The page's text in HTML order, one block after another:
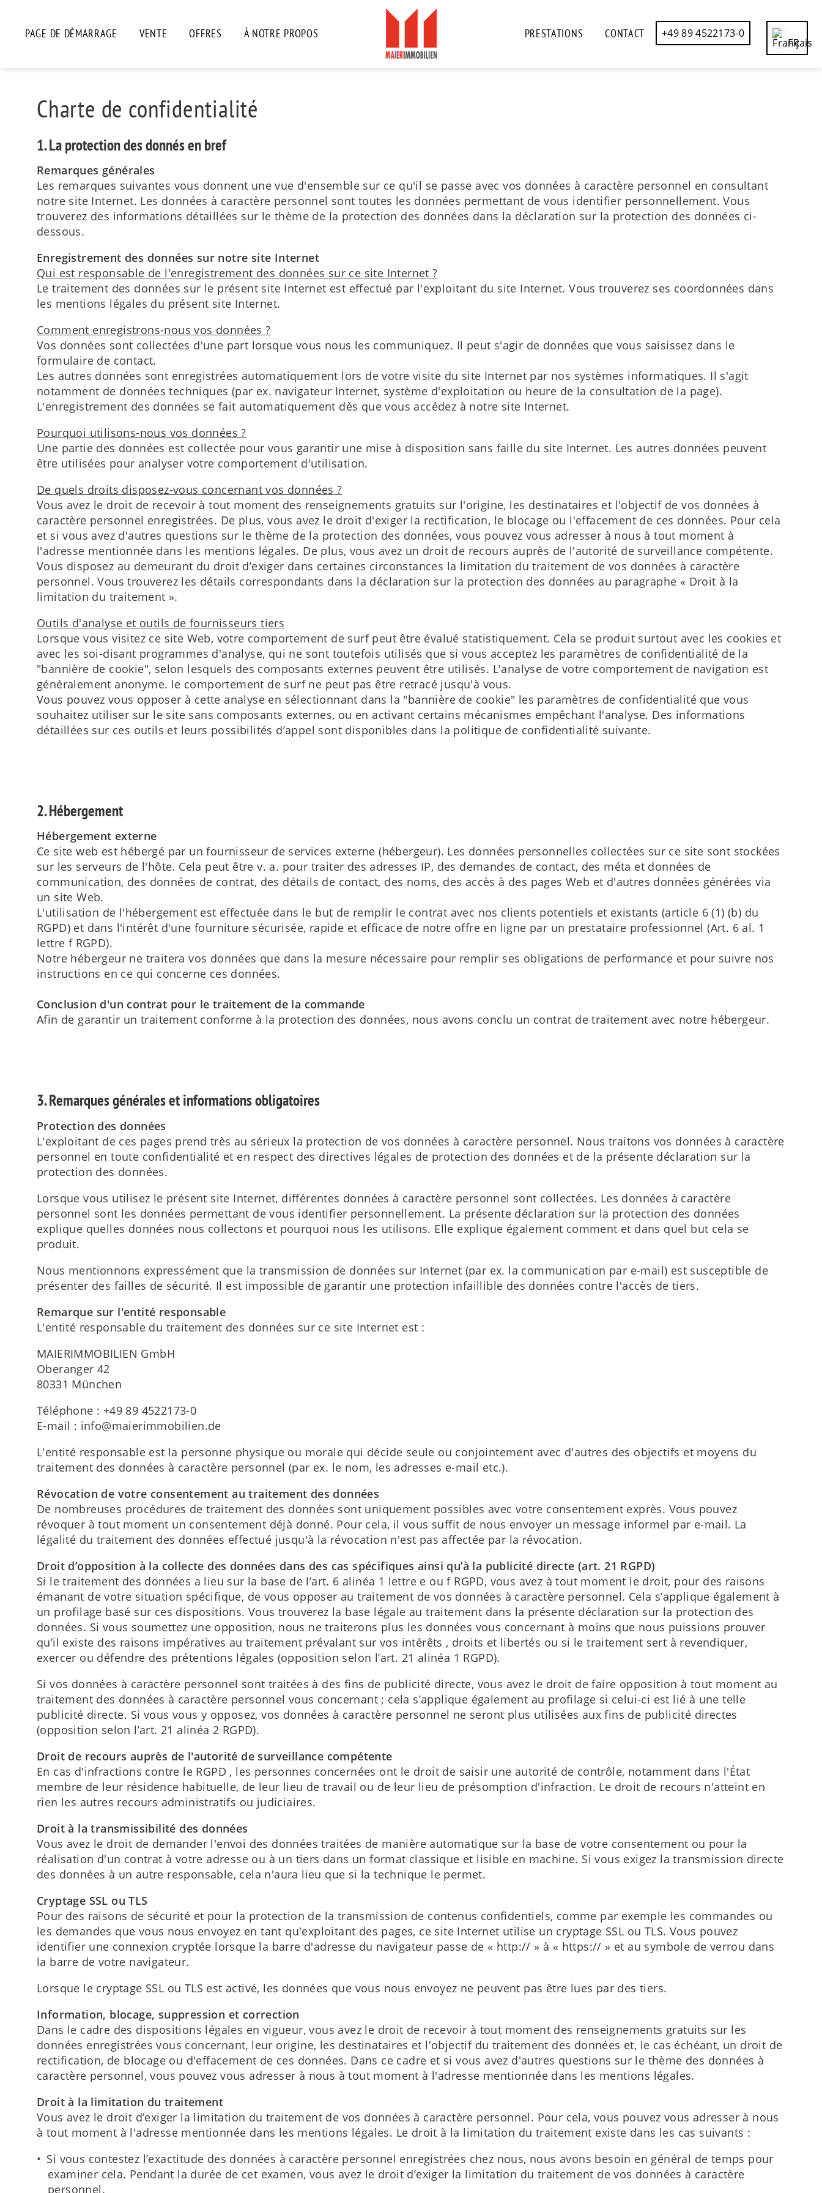
FR
PAGE DE DÉMARRAGE VENTE OFFRES À NOTRE PROPOS PRESTATIONS CONTACT +49 89 4522173-0
Charte de confidentialité
1. La protection des donnés en bref
Remarques générales
Les remarques suivantes vous donnent une vue d'ensemble sur ce qu'il se passe avec vos données à caractère personnel en consultant
notre site Internet. Les données à caractère personnel sont toutes les données permettant de vous identifier personnellement. Vous
trouverez des informations détaillées sur le thème de la protection des données dans la déclaration sur la protection des données ci-
dessous.
Enregistrement des données sur notre site Internet
Qui est responsable de l'enregistrement des données sur ce site Internet ?
Le traitement des données sur le présent site Internet est effectué par l'exploitant du site Internet. Vous trouverez ses coordonnées dans
les mentions légales du présent site Internet.
Comment enregistrons-nous vos données ?
Vos données sont collectées d'une part lorsque vous nous les communiquez. Il peut s'agir de données que vous saisissez dans le
formulaire de contact.
Les autres données sont enregistrées automatiquement lors de votre visite du site Internet par nos systèmes informatiques. Il s'agit
notamment de données techniques (par ex. navigateur Internet, système d'exploitation ou heure de la consultation de la page).
L'enregistrement des données se fait automatiquement dès que vous accédez à notre site Internet.
Pourquoi utilisons-nous vos données ?
Une partie des données est collectée pour vous garantir une mise à disposition sans faille du site Internet. Les autres données peuvent
être utilisées pour analyser votre comportement d'utilisation.
De quels droits disposez-vous concernant vos données ?
Vous avez le droit de recevoir à tout moment des renseignements gratuits sur l'origine, les destinataires et l'objectif de vos données à
caractère personnel enregistrées. De plus, vous avez le droit d'exiger la rectification, le blocage ou l'effacement de ces données. Pour cela
et si vous avez d'autres questions sur le thème de la protection des données, vous pouvez vous adresser à nous à tout moment à
l'adresse mentionnée dans les mentions légales. De plus, vous avez un droit de recours auprès de l'autorité de surveillance compétente.
Vous disposez au demeurant du droit d’exiger dans certaines circonstances la limitation du traitement de vos données à caractère
personnel. Vous trouverez les détails correspondants dans la déclaration sur la protection des données au paragraphe « Droit à la
limitation du traitement ».
Outils d'analyse et outils de fournisseurs tiers
Lorsque vous visitez ce site Web, votre comportement de surf peut être évalué statistiquement. Cela se produit surtout avec les cookies et
avec les soi-disant programmes d'analyse, qui ne sont toutefois utilisés que si vous acceptez les paramètres de confidentialité de la
"bannière de cookie", selon lesquels des composants externes peuvent être utilisés. L'analyse de votre comportement de navigation est
généralement anonyme. le comportement de surf ne peut pas être retracé jusqu'à vous.
Vous pouvez vous opposer à cette analyse en sélectionnant dans la "bannière de cookie" les paramètres de confidentialité que vous
souhaitez utiliser sur le site sans composants externes, ou en activant certains mécanismes empêchant l'analyse. Des informations
détaillées sur ces outils et leurs possibilités d’appel sont disponibles dans la politique de confidentialité suivante.
2. Hébergement
Hébergement externe
Ce site web est hébergé par un fournisseur de services externe (hébergeur). Les données personnelles collectées sur ce site sont stockées
sur les serveurs de l'hôte. Cela peut être v. a. pour traiter des adresses IP, des demandes de contact, des méta et données de
communication, des données de contrat, des détails de contact, des noms, des accès à des pages Web et d'autres données générées via
un site Web.
L'utilisation de l'hébergement est effectuée dans le but de remplir le contrat avec nos clients potentiels et existants (article 6 (1) (b) du
RGPD) et dans l'intérêt d'une fourniture sécurisée, rapide et efficace de notre offre en ligne par un prestataire professionnel (Art. 6 al. 1
lettre f RGPD).
Notre hébergeur ne traitera vos données que dans la mesure nécessaire pour remplir ses obligations de performance et pour suivre nos
instructions en ce qui concerne ces données.
Conclusion d'un contrat pour le traitement de la commande
Afin de garantir un traitement conforme à la protection des données, nous avons conclu un contrat de traitement avec notre hébergeur.
3. Remarques générales et informations obligatoires
Protection des données
L'exploitant de ces pages prend très au sérieux la protection de vos données à caractère personnel. Nous traitons vos données à caractère
personnel en toute confidentialité et en respect des directives légales de protection des données et de la présente déclaration sur la
protection des données.
Lorsque vous utilisez le présent site Internet, différentes données à caractère personnel sont collectées. Les données à caractère
personnel sont les données permettant de vous identifier personnellement. La présente déclaration sur la protection des données
explique quelles données nous collectons et pourquoi nous les utilisons. Elle explique également comment et dans quel but cela se
produit.
Nous mentionnons expressément que la transmission de données sur Internet (par ex. la communication par e-mail) est susceptible de
présenter des failles de sécurité. Il est impossible de garantir une protection infaillible des données contre l'accès de tiers.
Remarque sur l'entité responsable
L'entité responsable du traitement des données sur ce site Internet est :
MAIERIMMOBILIEN GmbH
Oberanger 42
80331 München
Téléphone : +49 89 4522173-0
E-mail : info@maierimmobilien.de
L'entité responsable est la personne physique ou morale qui décide seule ou conjointement avec d'autres des objectifs et moyens du
traitement des données à caractère personnel (par ex. le nom, les adresses e-mail etc.).
Révocation de votre consentement au traitement des données
De nombreuses procédures de traitement des données sont uniquement possibles avec votre consentement exprès. Vous pouvez
révoquer à tout moment un consentement déjà donné. Pour cela, il vous suffit de nous envoyer un message informel par e-mail. La
légalité du traitement des données effectué jusqu'à la révocation n'est pas affectée par la révocation.
Droit d’opposition à la collecte des données dans des cas spécifiques ainsi qu’à la publicité directe (art. 21 RGPD)
Si le traitement des données a lieu sur la base de l’art. 6 alinéa 1 lettre e ou f RGPD, vous avez à tout moment le droit, pour des raisons
émanant de votre situation spécifique, de vous opposer au traitement de vos données à caractère personnel. Cela s’applique également à
un profilage basé sur ces dispositions. Vous trouverez la base légale au traitement dans la présente déclaration sur la protection des
données. Si vous soumettez une opposition, nous ne traiterons plus les données vous concernant à moins que nous puissions prouver
qu’il existe des raisons impératives au traitement prévalant sur vos intérêts , droits et libertés ou si le traitement sert à revendiquer,
exercer ou défendre des prétentions légales (opposition selon l’art. 21 alinéa 1 RGPD).
Si vos données à caractère personnel sont traitées à des fins de publicité directe, vous avez le droit de faire opposition à tout moment au
traitement des données à caractère personnel vous concernant ; cela s’applique également au profilage si celui-ci est lié à une telle
publicité directe. Si vous vous y opposez, vos données à caractère personnel ne seront plus utilisées aux fins de publicité directes
(opposition selon l’art. 21 alinéa 2 RGPD).
Droit de recours auprès de l'autorité de surveillance compétente
En cas d'infractions contre le RGPD , les personnes concernées ont le droit de saisir une autorité de contrôle, notamment dans l'État
membre de leur résidence habituelle, de leur lieu de travail ou de leur lieu de présomption d'infraction. Le droit de recours n'atteint en
rien les autres recours administratifs ou judiciaires.
Droit à la transmissibilité des données
Vous avez le droit de demander l'envoi des données traitées de manière automatique sur la base de votre consentement ou pour la
réalisation d'un contrat à votre adresse ou à un tiers dans un format classique et lisible en machine. Si vous exigez la transmission directe
des données à un autre responsable, cela n'aura lieu que si la technique le permet.
Cryptage SSL ou TLS
Pour des raisons de sécurité et pour la protection de la transmission de contenus confidentiels, comme par exemple les commandes ou
les demandes que vous nous envoyez en tant qu'exploitant des pages, ce site Internet utilise un cryptage SSL ou TLS. Vous pouvez
identifier une connexion cryptée lorsque la barre d'adresse du navigateur passe de « http:// » à « https:// » et au symbole de verrou dans
la barre de votre navigateur.
Lorsque le cryptage SSL ou TLS est activé, les données que vous nous envoyez ne peuvent pas être lues par des tiers.
Information, blocage, suppression et correction
Dans le cadre des dispositions légales en vigueur, vous avez le droit de recevoir à tout moment des renseignements gratuits sur les
données enregistrées vous concernant, leur origine, les destinataires et l'objectif du traitement des données et, le cas échéant, un droit de
rectification, de blocage ou d'effacement de ces données. Dans ce cadre et si vous avez d'autres questions sur le thème des données à
caractère personnel, vous pouvez vous adresser à nous à tout moment à l'adresse mentionnée dans les mentions légales.
Droit à la limitation du traitement
Vous avez le droit d’exiger la limitation du traitement de vos données à caractère personnel. Pour cela, vous pouvez vous adresser à nous
à tout moment à l'adresse mentionnée dans les mentions légales. Le droit à la limitation du traitement existe dans les cas suivants :
Si vous contestez l’exactitude des données à caractère personnel enregistrées chez nous, nous avons besoin en général de temps pour
examiner cela. Pendant la durée de cet examen, vous avez le droit d’exiger la limitation du traitement de vos données à caractère
personnel.